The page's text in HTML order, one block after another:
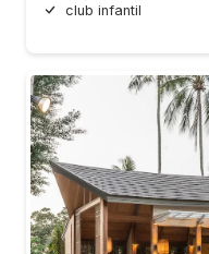
club infantil